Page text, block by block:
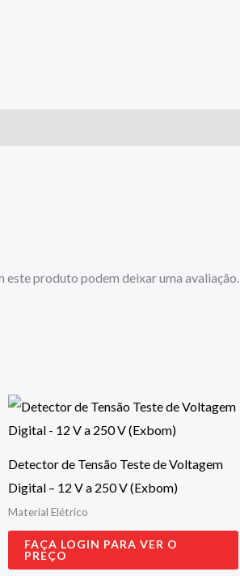
produto podem deixar uma avaliação.
Detector de Tensão Teste de Voltagem
Digital – 12 V a 250 V (Exbom)
Material Elétrico
FAÇA LOGIN PARA VER O
PREÇO